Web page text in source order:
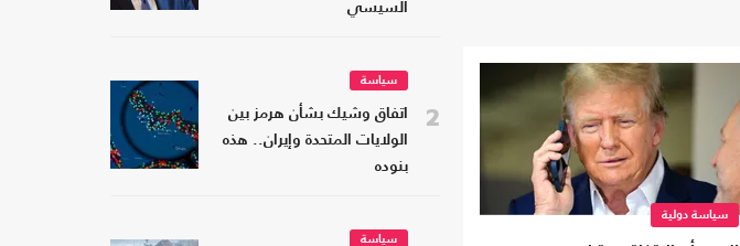
سياسة دولية
السيسي
2
سياسة
اتفاق وشيك بشأن هرمز بين
الولايات المتحدة وإيران.. هذه
بنوده
سياسة